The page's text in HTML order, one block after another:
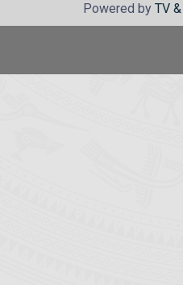
Powered by TV